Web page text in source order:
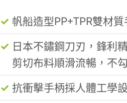
帆船造型PP+TPR雙材
日本不鏽鋼刀刃，鋒利
剪切布料順滑流暢，不
抗衝擊手柄採人體工學